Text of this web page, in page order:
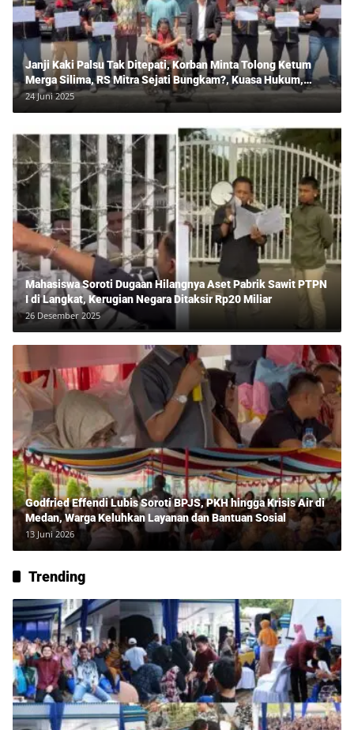
Janji Kaki Palsu Tak Ditepati, Korban Minta Tolong Ketum
Merga Silima, RS Mitra Sejati Bungkam?, Kuasa Hukum,
Hans Silalahi Dampingi Julita Cari Keadilan
24 Juni 2025
Mahasiswa Soroti Dugaan Hilangnya Aset Pabrik Sawit PTPN
I di Langkat, Kerugian Negara Ditaksir Rp20 Miliar
26 Desember 2025
Godfried Effendi Lubis Soroti BPJS, PKH hingga Krisis Air di
Medan, Warga Keluhkan Layanan dan Bantuan Sosial
13 Juni 2026
Trending